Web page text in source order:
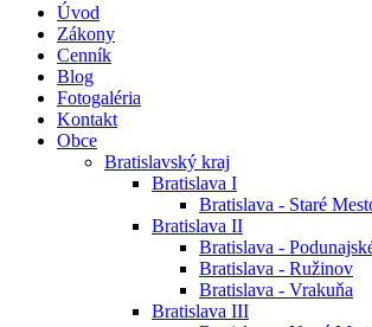
Úvod
Zákony
Cenník
Blog
Fotogaléria
Kontakt
Obce
Bratislavský kraj
Bratislava I
Bratislava - Staré
Bratislava II
Bratislava -
Bratislava - Ružinov
Bratislava - Vrakuňa
Bratislava III